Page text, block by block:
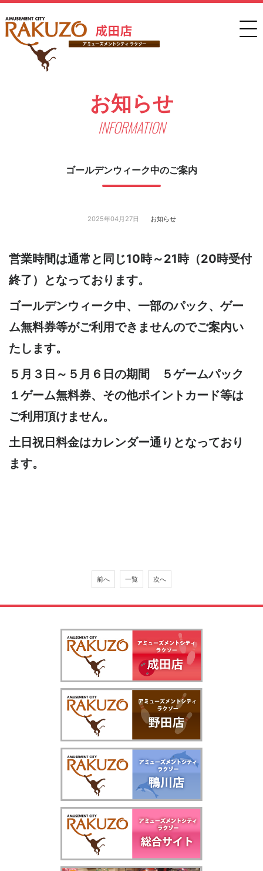
お知らせ
INFORMATION
ゴールデンウィーク中のご案内
2025年04月27日 お知らせ
営業時間は通常と同じ10時～21時（20時受付
終了）となっております。
ゴールデンウィーク中、一部のパック、ゲー
ム無料券等がご利用できませんのでご案内い
たします。
５月３日～５月６日の期間 ５ゲームパック
１ゲーム無料券、その他ポイントカード等は
ご利用頂けません。
土日祝日料金はカレンダー通りとなっており
ます。
前へ 一覧 次へ